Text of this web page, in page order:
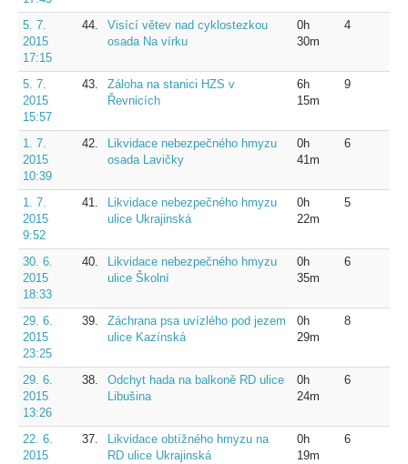
5. 7.
2015
17:15
44.
Visící větev nad cyklostezkou
osada Na vírku
0h
30m
4
5. 7.
2015
15:57
43.
Záloha na stanici HZS v
Řevnicích
6h
15m
9
1. 7.
2015
10:39
42.
Likvidace nebezpečného hmyzu
osada Lavičky
0h
41m
6
1. 7.
2015
9:52
41.
Likvidace nebezpečného hmyzu
ulice Ukrajinská
0h
22m
5
30. 6.
2015
18:33
40.
Likvidace nebezpečného hmyzu
ulice Školní
0h
35m
6
29. 6.
2015
23:25
39.
Záchrana psa uvízlého pod jezem
ulice Kazínská
0h
29m
8
29. 6.
2015
13:26
38.
Odchyt hada na balkoně RD ulice
Libušina
0h
24m
6
22. 6.
2015
37.
Likvidace obtížného hmyzu na
RD ulice Ukrajinská
0h
19m
6